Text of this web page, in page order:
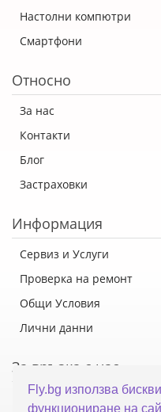
Fly.bg използва
функциониране на
Настолни компютри
Смартфони
Относно
За нас
Контакти
Блог
Застраховки
Информация
Сервиз и Услуги
Проверка на ремонт
Общи Условия
Лични данни
За връзка с нас
Флай Систем ООД